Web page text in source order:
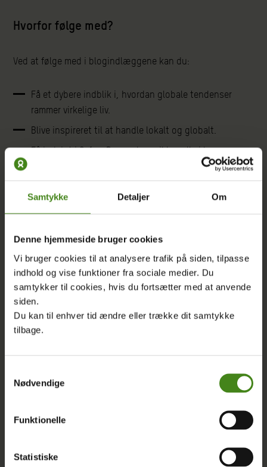
Samtykke Detaljer Om
Denne hjemmeside bruger cookies
Vi bruger cookies til at analysere trafik på siden, tilpasse
indhold og vise funktioner fra sociale medier. Du
samtykker til cookies, hvis du fortsætter med at anvende
siden.
Du kan til enhver tid ændre eller trække dit samtykke
tilbage.
Nødvendige
Funktionelle
Statistiske
Hvorfor følge med?
Ved at følge med i blogindlæggene kan du:
Få et dybere indblik i, hvordan globale tendenser
rammer virkelige liv.
Blive inspireret til at handle lokalt og globalt.
Få indsigt i Oxfam Danmarks unikke rolle i kampen
mod ulighed, sammen med vores samarbejdspartnere
Dyk ned i vores nyeste indlæg nedenfor og bliv en del af
Seneste indlæg